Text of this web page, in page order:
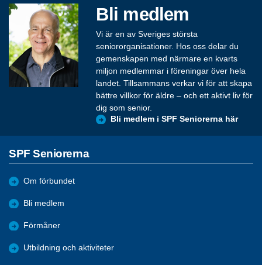
Bli medlem
Vi är en av Sveriges största
seniororganisationer. Hos oss delar du
gemenskapen med närmare en kvarts
miljon medlemmar i föreningar över hela
landet. Tillsammans verkar vi för att skapa
bättre villkor för äldre – och ett aktivt liv för
dig som senior.
Bli medlem i SPF Seniorerna här
SPF Seniorerna
Om förbundet
Bli medlem
Förmåner
Utbildning och aktiviteter